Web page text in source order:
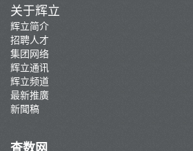
关于辉立
辉立简介
招聘人才
集团网络
辉立通讯
辉立频道
最新推廣
新聞稿